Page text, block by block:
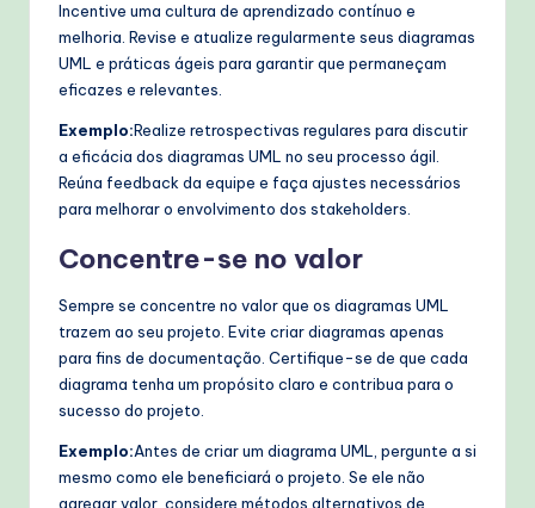
Incentive uma cultura de aprendizado contínuo e
melhoria. Revise e atualize regularmente seus diagramas
UML e práticas ágeis para garantir que permaneçam
eficazes e relevantes.
Exemplo:Realize retrospectivas regulares para discutir
a eficácia dos diagramas UML no seu processo ágil.
Reúna feedback da equipe e faça ajustes necessários
para melhorar o envolvimento dos stakeholders.
Concentre-se no valor
Sempre se concentre no valor que os diagramas UML
trazem ao seu projeto. Evite criar diagramas apenas
para fins de documentação. Certifique-se de que cada
diagrama tenha um propósito claro e contribua para o
sucesso do projeto.
Exemplo:Antes de criar um diagrama UML, pergunte a si
mesmo como ele beneficiará o projeto. Se ele não
agregar valor, considere métodos alternativos de